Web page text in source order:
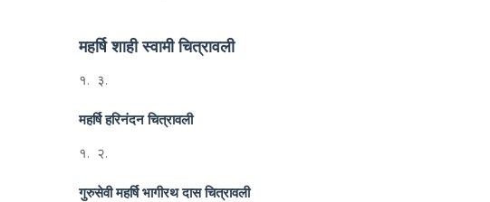
महर्षि शाही स्वामीचित्रावली
१. ३.
महर्षि हरिनंदनचित्रावली
१. २.
गुरुसेवी महर्षि भागीरथ दासचित्रावली